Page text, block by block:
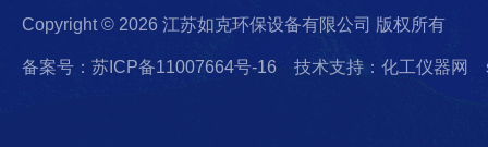
Copyright © 2026 江苏如克环保设备有限公司 版权所有
备案号：苏ICP备11007664号-16 技术支持：化工仪器网